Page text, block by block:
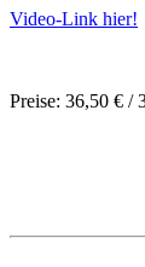
Video-Link hier!
Preise: 36,50 € /